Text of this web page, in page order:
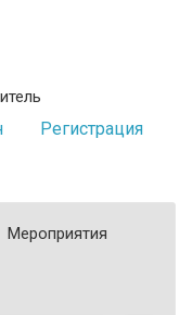
Регистрация
Мероприятия